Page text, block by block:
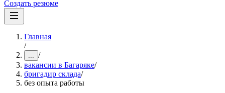
Создать резюме
Главная
/
... /
вакансии в Багаряке/
бригадир склада/
без опыта работы